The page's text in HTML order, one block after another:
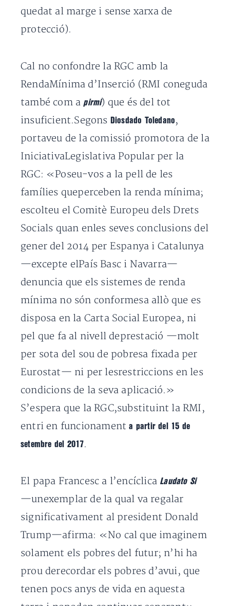
quedat al marge i sense xarxa de
protecció).
Cal no confondre la RGC amb la
RendaMínima d’Inserció (RMI coneguda
també com apirmi) que és del tot
insuficient.Segons Diosdado Toledano ,
portaveu de la comissió promotora de la
IniciativaLegislativa Popular per la
RGC: «Poseu-vos a la pell de les
famílies queperceben la renda mínima;
escolteu el Comitè Europeu dels Drets
Socials quan enles seves conclusions del
gener del 2014 per Espanya i Catalunya
—excepte elPaís Basc i Navarra—
denuncia que els sistemes de renda
mínima no són conformesa allò que es
disposa en la Carta Social Europea, ni
pel que fa al nivell deprestació —molt
per sota del sou de pobresa fixada per
Eurostat— ni per lesrestriccions en les
condicions de la seva aplicació.»
S’espera que la RGC,substituint la RMI,
entri en funcionamenta partir del 15 de
setembre del 2017.
El papa Francesc a l’encíclica Laudato Si
—unexemplar de la qual va regalar
significativament al president Donald
Trump—afirma: «No cal que imaginem
solament els pobres del futur; n’hi ha
prou derecordar els pobres d’avui, que
tenen pocs anys de vida en aquesta